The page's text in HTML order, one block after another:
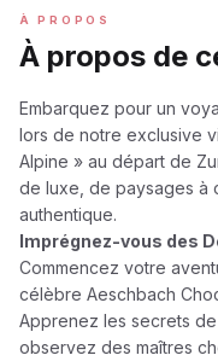
À PROPOS
À propos de
Embarquez pour un
lors de notre exclusive
Alpine » au départ de
de luxe, de paysages à
authentique.
Imprégnez-vous des
Commencez votre
célèbre Aeschbach
Apprenez les secrets
observez des maîtres